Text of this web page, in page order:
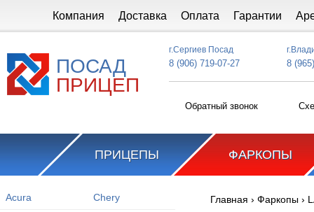
Компания Доставка Оплата Гарантии
ПОСАД
ПРИЦЕП
г.Сергиев Посад
8 (906) 719-07-27 8
Обратный звонок
ПРИЦЕПЫ ФАРКОПЫ
Acura Chery Главная › Фаркопы ›